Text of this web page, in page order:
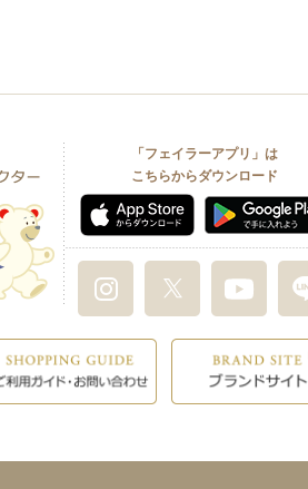
「フェイラーアプリ」は
こちらからダウンロード